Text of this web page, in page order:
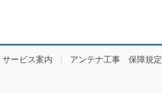
サービス案内 アンテナ工事 保障規定